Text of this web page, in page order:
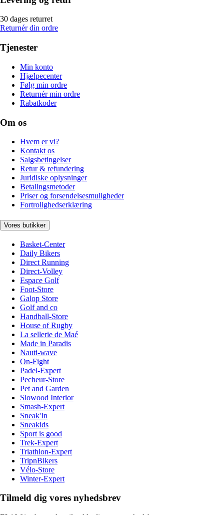
30 dages returret
Returnér din ordre
Tjenester
Min konto
Hjælpecenter
Følg min ordre
Returnér min ordre
Rabatkoder
Om os
Hvem er vi?
Kontakt os
Salgsbetingelser
Retur & refundering
Juridiske oplysninger
Betalingsmetoder
Priser og forsendelsesmuligheder
Fortrolighedserklæring
Vores butikker
Basket-Center
Daily Bikers
Direct Running
Direct-Volley
Espace Golf
Foot-Store
Galop Store
Golf and co
Handball-Store
House of Rugby
La sellerie de Maé
Made in Paradis
Nauti-wave
On-Fight
Padel-Expert
Pecheur-Store
Pet and Garden
Slowood Interior
Smash-Expert
Sneak'In
Sneakids
Sport is good
Trek-Expert
Triathlon-Expert
TripnBikers
Vélo-Store
Winter-Expert
Tilmeld dig vores nyhedsbrev